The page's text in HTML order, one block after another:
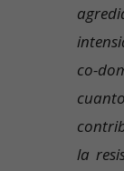
co-
la